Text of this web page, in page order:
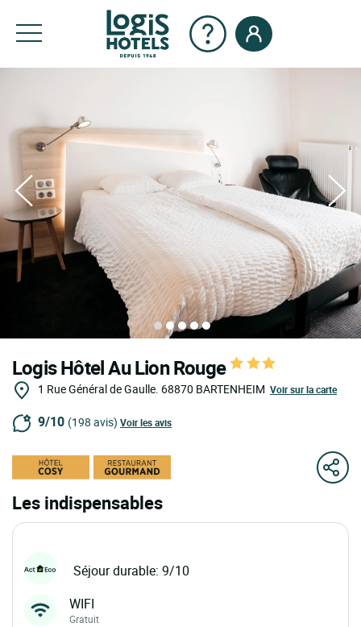
Logis Hôtel Au Lion Rouge
1 Rue Général de Gaulle. 68870 BARTENHEIM Voir sur la carte
9/10 (198 avis) Voir les avis
Les indispensables
Séjour durable: 9/10
WIFI
Gratuit